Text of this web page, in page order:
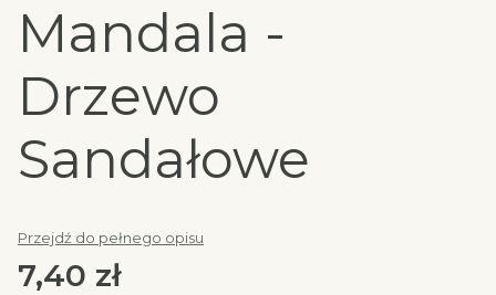
Mandala -
Drzewo
Sandałowe
Przejdź do pełnego opisu
Cena
7,40 zł